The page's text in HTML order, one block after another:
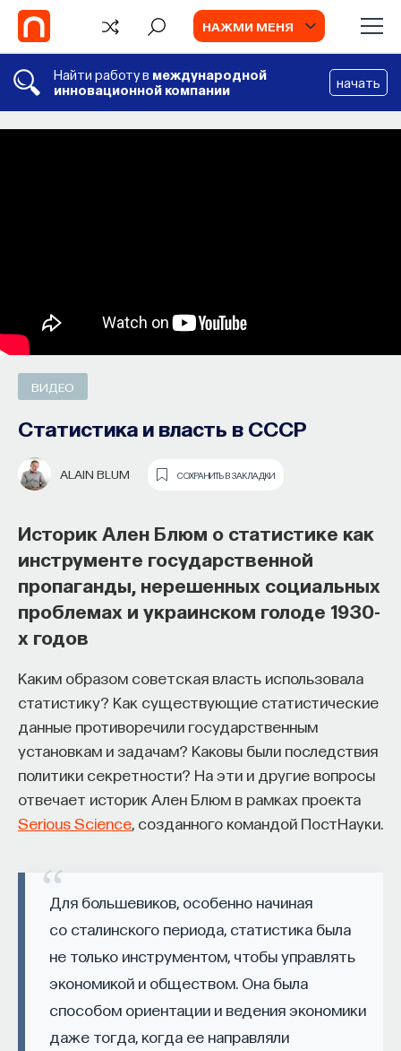
НАЖМИ МЕНЯ
Найти работу в международной
инновационной компании
начать
ВИДЕО
Статистика и власть в СССР
ALAIN BLUM СОХРАНИТЬ В ЗАКЛАДКИ
Историк Ален Блюм о статистике как
инструменте государственной
пропаганды, нерешенных социальных
проблемах и украинском голоде 1930-
х годов
Каким образом советская власть использовала
статистику? Как существующие статистические
данные противоречили государственным
установкам и задачам? Каковы были последствия
политики секретности? На эти и другие вопросы
отвечает историк Ален Блюм в рамках проекта
Serious Science , созданного командой ПостНауки.
Для большевиков, особенно начиная
со сталинского периода, статистика была
не только инструментом, чтобы управлять
экономикой и обществом. Она была
способом ориентации и ведения экономики
даже тогда, когда ее направляли
БЛОГ
ПОСТНАУКА СОХРАНИТЬ В ЗАКЛАДКИ
Основатель ПостНауки Ивар
Максутов запускает сервис, который
поможет найти свою нишу
в глобальных deep tech и биотех
компаниях
В 2012 годуИвар Максутовсоздал проект
ПостНаука, который дал голос учёным и навсегда
изменил медийное пространство на русском
Naukka
и предпринимателям превращать их идеи
в технологии и успешные стартапы. Теперь
команда ПостНауки запускает новый сервис —
Naukka Talents , рекрутинговое агентство,
созданное для поддержки специалистов,
желающих работать в глобальных инновационных
индустриях.